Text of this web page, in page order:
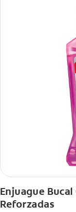
Enjuague Bucal
Reforzadas